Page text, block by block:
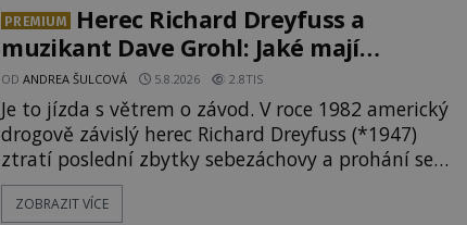
Milosrdných
PREMIUM
Herec Richard Dreyfuss a
muzikant Dave Grohl: Jaké mají
paranormální zážitky?
ODANDREA ŠULCOVÁ 5.8.2026 2.8TIS
Je to jízda s větrem o závod. V roce 1982 americký
drogově závislý herec Richard Dreyfuss (*1947)
ztratí poslední zbytky sebezáchovy a prohání se
po silnicích ve svém mercedesu jako utržený ze
řetězu. Vše vyvrcholí katastrofou, když to
ZOBRAZIT VÍCE